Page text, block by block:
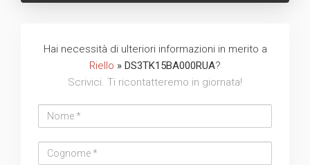
Hai necessità di ulteriori informazioni in merito a
Riello » DS3TK15BA000RUA?
Scrivici. Ti ricontatteremo in giornata!